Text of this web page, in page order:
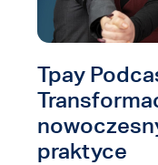
Tpay
praktyce